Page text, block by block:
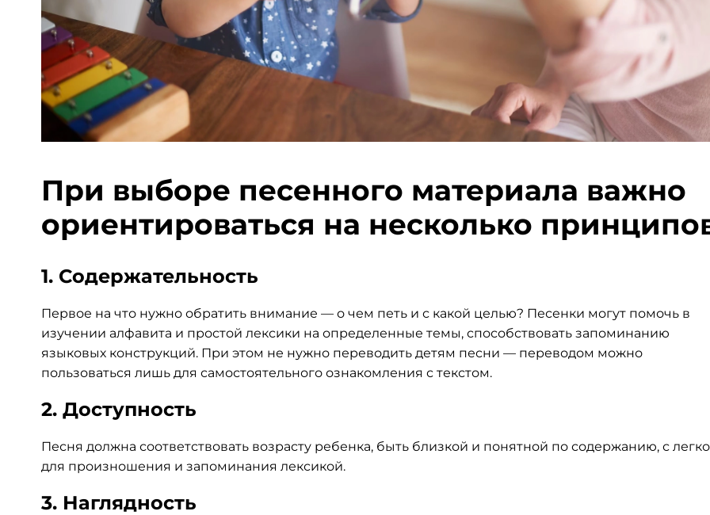
При выборе песенного материала важно
ориентироваться на несколько
1. Содержательность
Первое на что нужно обратить внимание — о чем петь и с какой целью? Песенки могут помочь в
изучении алфавита и простой лексики на определенные темы, способствовать запоминанию
языковых конструкций. При этом не нужно переводить детям песни — переводом можно
пользоваться лишь для самостоятельного ознакомления с текстом.
2. Доступность
Песня должна соответствовать возрасту ребенка, быть близкой и понятной по содержанию, с
для произношения и запоминания лексикой.
3. Наглядность